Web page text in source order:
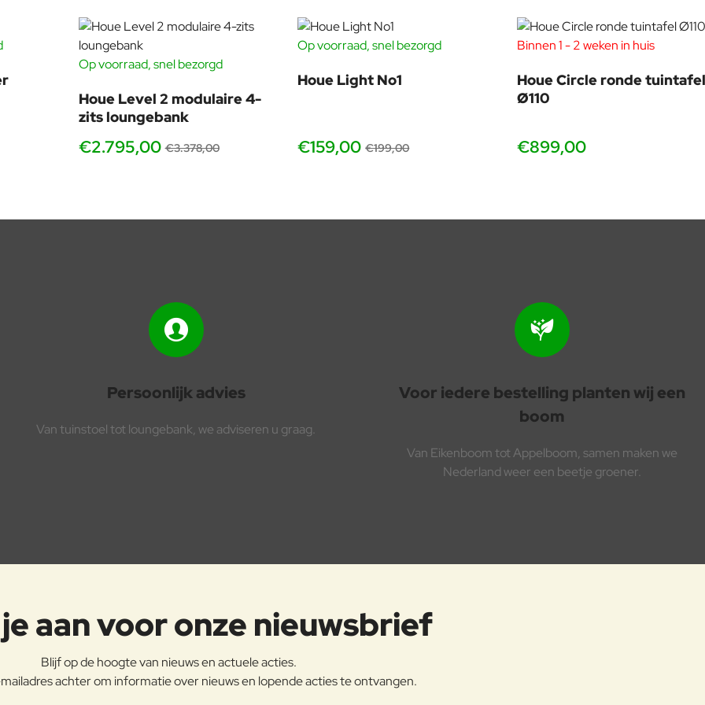
Op voorraad, snel bezorgd
Houe Level 2 modulaire 4-
zits loungebank
€2.795,00 €3.378,00
Op voorraad, snel bezorgd
Houe Light No1
€159,00 €199,00
Binnen 1 - 2 weken in huis
Houe Circle ronde
Ø110
€899,00
Persoonlijk advies
Van tuinstoel tot loungebank, we adviseren u graag.
Voor iedere bestelling planten wij een
boom
Van Eikenboom tot Appelboom, samen maken we
Nederland weer een beetje groener.
aan voor onze nieuwsbrief
Blijf op de hoogte van nieuws en actuele acties.
achter om informatie over nieuws en lopende acties te ontvangen.